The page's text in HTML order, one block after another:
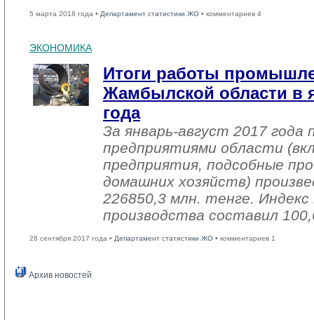
5 марта 2018 года • Департамент статистики ЖО • комментариев 4
ЭКОНОМИКА
Итоги работы
Жамбылской области в
года
За январь-август 2017
предприятиями области
предприятия, подсобные
домашних хозяйств)
226850,3 млн. тенге.
производства составил
28 сентября 2017 года • Департамент статистики ЖО • комментариев 1
Архив новостей